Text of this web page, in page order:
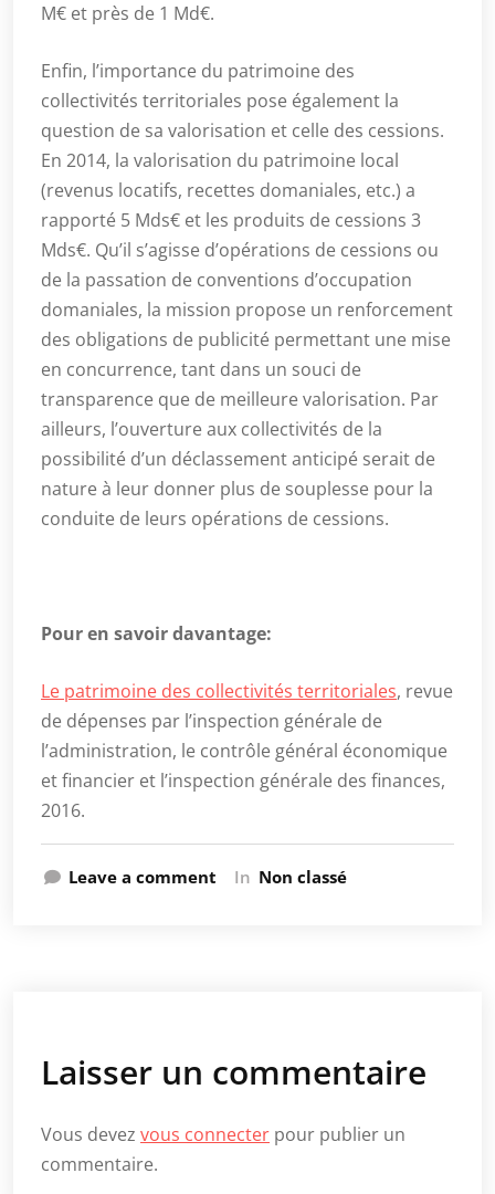
M€ et près de 1 Md€.
Enfin, l’importance du patrimoine des
collectivités territoriales pose également la
question de sa valorisation et celle des cessions.
En 2014, la valorisation du patrimoine local
(revenus locatifs, recettes domaniales, etc.) a
rapporté 5 Mds€ et les produits de cessions 3
Mds€. Qu’il s’agisse d’opérations de cessions ou
de la passation de conventions d’occupation
domaniales, la mission propose un renforcement
des obligations de publicité permettant une mise
en concurrence, tant dans un souci de
transparence que de meilleure valorisation. Par
ailleurs, l’ouverture aux collectivités de la
possibilité d’un déclassement anticipé serait de
nature à leur donner plus de souplesse pour la
conduite de leurs opérations de cessions.
Pour en savoir davantage:
Le patrimoine des collectivités territoriales, revue
de dépenses par l’inspection générale de
l’administration, le contrôle général économique
et financier et l’inspection générale des finances,
2016.
Leave a comment In Non classé
Laisser un commentaire
Vous devez vous connecter pour publier un
commentaire.